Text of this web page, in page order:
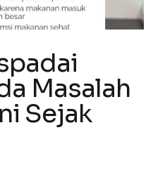
Masalah
Sejak